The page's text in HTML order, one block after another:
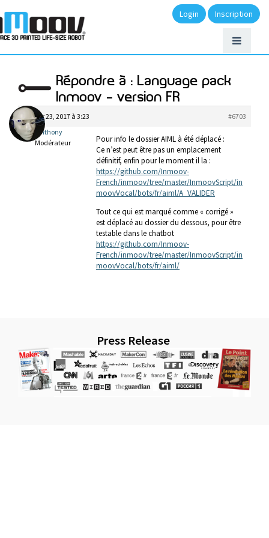
Login Inscription
Répondre à : Language pack
Inmoov – version FR
janvier 23, 2017 à 3:23
#6703
anthony
Modérateur
Pour info le dossier AIML à été déplacé :
Ce n’est peut être pas un emplacement
définitif, enfin pour le moment il la :
https://github.com/Inmoov-
French/inmoov/tree/master/InmoovScript/in
moovVocal/bots/fr/aiml/A_VALIDER
Tout ce qui est marqué comme « corrigé »
est déplacé au dossier du dessous, pour être
testable dans le chatbot
https://github.com/Inmoov-
French/inmoov/tree/master/InmoovScript/in
moovVocal/bots/fr/aiml/
Press Release